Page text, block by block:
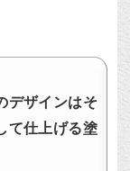
デザインはそ
て仕上げる塗